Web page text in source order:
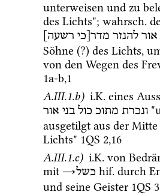
unterweisen und zu
des Lichts"; wahrsch.
אור להנזר מדר[כי רשעה]
Söhne (?) des Lichts,
von den Wegen des
1a-b,1
A.III.1.b) i.K. eines
ונכרת מתוכ כול בני אור
ausgetilgt aus der Mitte
Lichts" 1QS 2,16
A.III.1.c) i.K. von
mit →כשל hif. durch
und seine Geister 1QS 3